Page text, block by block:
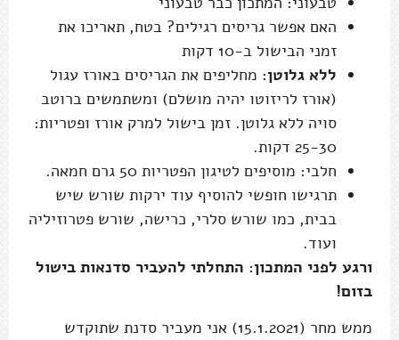
האם אפשר גריסים רגילים? בטח, תאריכו את
זמני הבישול ב-10 דקות
ללא גלוטן: מחליפים את הגריסים באורז עגול
(אורז לריזוטו יהיה מושלם) ומשתמשים ברוטב
סויה ללא גלוטן. זמן בישול למרק אורז ופטריות:
25-30 דקות.
חלבי: מוסיפים לטיגון הפטריות 50 גרם חמאה.
תרגישו חופשי להוסיף עוד ירקות שורש שיש
בבית, כמו שורש סלרי, כרישה, שורש פטרוזיליה
ועוד.
ורגע לפני המתכון: התחלתי להעביר סדנאות בישול
בזום!
ממש מחר (15.1.2021) אני מעביר סדנת שתוקדש